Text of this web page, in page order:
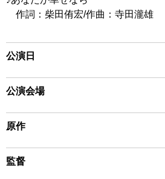
作詞：柴田侑宏/作曲：寺田瀧雄
公演日
公演会場
原作
監督